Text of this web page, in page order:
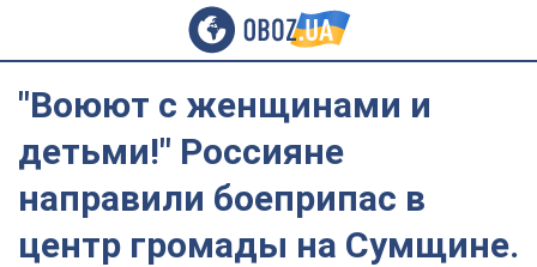
"Воюют с женщинами и
детьми!" Россияне
направили боеприпас в
центр громады на Сумщине.